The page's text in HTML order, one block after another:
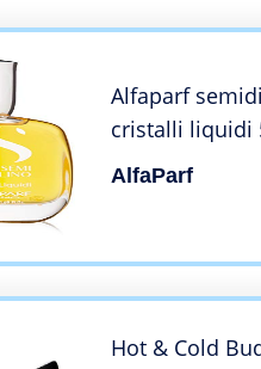
Alfaparf
cristalli liquidi
AlfaParf
Hot & Cold